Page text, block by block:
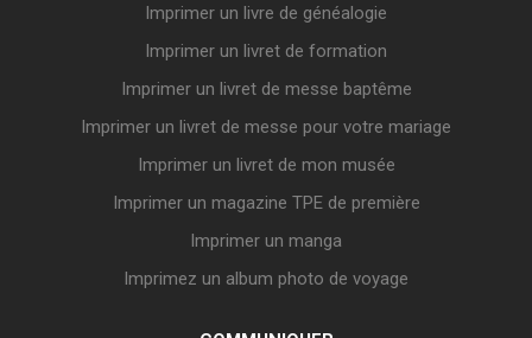
Imprimer un livre de généalogie
Imprimer un livret de formation
Imprimer un livret de messe baptême
Imprimer un livret de messe pour votre mariage
Imprimer un livret de mon musée
Imprimer un magazine TPE de première
Imprimer un manga
Imprimez un album photo de voyage